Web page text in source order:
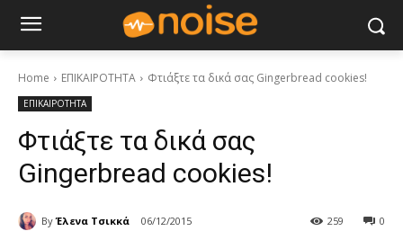
Home ΕΠΙΚΑΙΡΟΤΗΤΑ Φτιάξτε τα δικά σας Gingerbread cookies!
ΕΠΙΚΑΙΡΟΤΗΤΑ
Φτιάξτε τα δικά σας
Gingerbread cookies!
By Έλενα Τσικκά 06/12/2015 0
259